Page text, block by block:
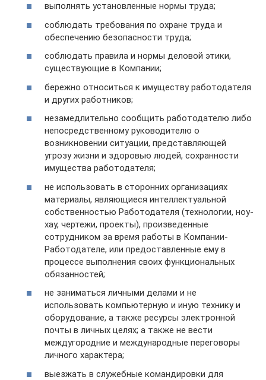
выполнять установленные нормы труда;
соблюдать требования по охране труда и
обеспечению безопасности труда;
соблюдать правила и нормы деловой этики,
существующие в Компании;
бережно относиться к имуществу работодателя
и других работников;
незамедлительно сообщить работодателю либо
непосредственному руководителю о
возникновении ситуации, представляющей
угрозу жизни и здоровью людей, сохранности
имущества работодателя;
не использовать в сторонних организациях
материалы, являющиеся интеллектуальной
собственностью Работодателя (технологии, ноу-
хау, чертежи, проекты), произведенные
сотрудником за время работы в Компании-
Работодателе, или предоставленные ему в
процессе выполнения своих функциональных
обязанностей;
не заниматься личными делами и не
использовать компьютерную и иную технику и
оборудование, а также ресурсы электронной
почты в личных целях; а также не вести
междугородние и международные переговоры
личного характера;
выезжать в служебные командировки для